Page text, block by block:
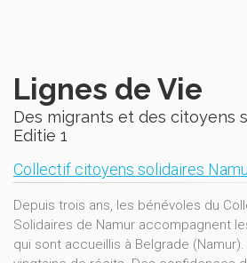
Lignes de Vie
Des migrants et des citoyens
Editie 1
Collectif citoyens solidaires
Depuis trois ans, les bénévoles du
Solidaires de Namur accompagnent
qui sont accueillis à Belgrade